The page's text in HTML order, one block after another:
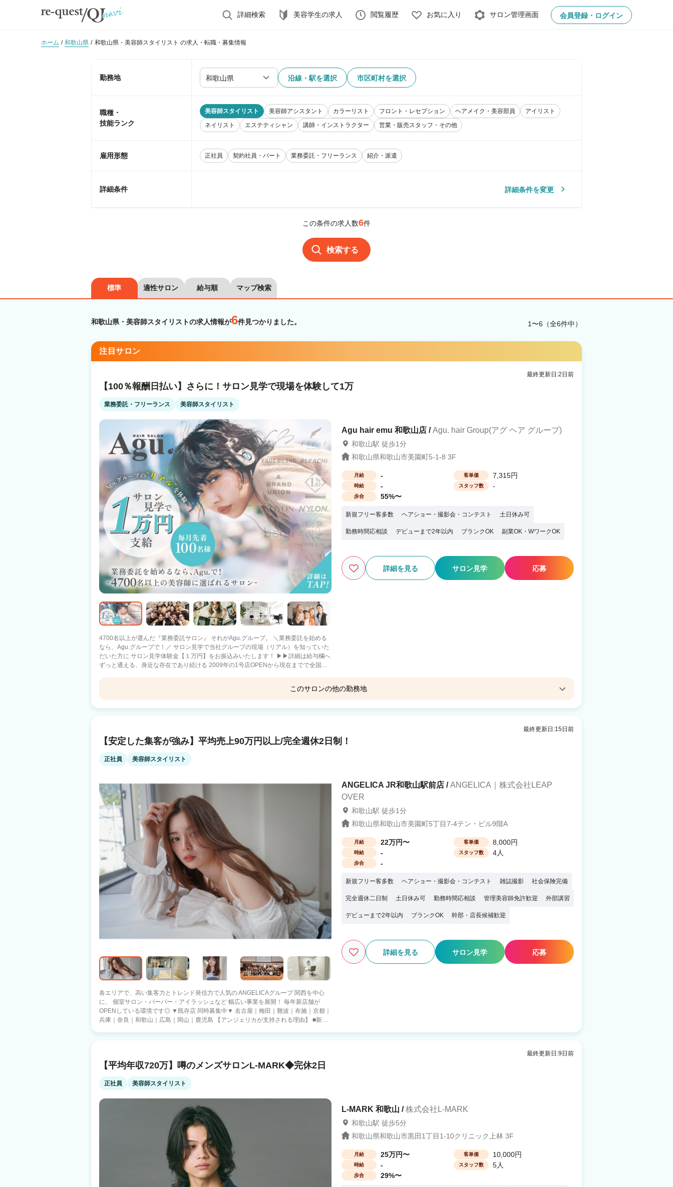
詳細検索 美容学生の求人 閲覧履歴 お気に入り サロン管理画面 会員登録・ログイン
ホーム 和歌山県 和歌山県・美容師スタイリスト の求人・転職・募集情報
勤務地 沿線・駅を選択 市区町村を選択
職種・
技能ランク
美容師スタイリスト 美容師アシスタント カラーリスト フロント・レセプション ヘアメイク・美容部員
アイリスト
ネイリスト
エステティシャン 講師・インストラクター 営業・販売スタッフ・その他
雇用形態 正社員 契約社員・パート 業務委託・フリーランス 紹介・派遣
詳細条件 詳細条件を変更
この条件の求人数6件
検索する
標準 適性サロン 給与順 マップ検索
和歌山県・美容師スタイリストの求人情報が6件見つかりました。 1〜6（全6件中）
注目サロン
最終更新日:2日前
【100％報酬日払い】さらに！サロン見学で現場を体験して1万
業務委託・フリーランス 美容師スタイリスト
4700名以上が選んだ『業務委託サロン』 それがAgu.グループ。 ＼業務委託を始める
なら、Agu.グループで！／ サロン見学で当社グループの現場（リアル）を知っていた
だいた方に サロン見学体験金【１万円】をお振込みいたします！ ▶▶詳細は給与欄へ
ずっと通える、身近な存在であり続ける 2009年の1号店OPENから現在までで全国
ルのプロ選手×Agu. スタイリストとして働きながら、プロとして活躍 【当社グループ
集客満足度94.4%！ Q.業務委託制度がよく分かっていないです… A.確定申告サポート
もあり、簡単・安全の独自システムを導入 何か困った時には税理士サポートもありま
す Q.病気やトラブルなど何かあった時の収入面って…? A.スタイリストケア制度をご
用意 （出産・育児・病気での休業にともなう保障や、結婚の応援金を支給）※一定条
上場企業サロン ※現時点で美容室経営企業での上場企業は『6社』のみ 報酬はすべて
日払いで【税込の売上】に対してお支払いなど まずは、サロン見学で当社グループの
『リアル』をぜひ知ってください！ あなたの“第一歩”を当社グループは応援していま
す。
Agu hair emu 和歌山店 /Agu. hair Group(アグ ヘア グループ)
和歌山駅 徒歩1分
和歌山県和歌山市美園町5-1-8 3F
月給 - 客単価 7,315円
時給 - スタッフ数 -
歩合 55%〜
新規フリー客多数 ヘアショー・撮影会・コンテスト 土日休み可
勤務時間応相談 デビューまで2年以内 ブランクOK 副業OK・WワークOK
詳細を見る サロン見学 応募
このサロンの他の勤務地
Agu hair marine田辺 Agu hair plus 宮前 Agu hair 和歌山ガーデンパーク前
Agu hair prune 和歌山駅前
和歌山駅 徒歩1分
Agu hair favor 和歌山岩出
最終更新日:15日前
【安定した集客が強み】平均売上90万円以上/完全週休2日制！
正社員 美容師スタイリスト
各エリアで、高い集客力とトレンド発信力で人気の ANGELICAグループ 関西を中心
に、 個室サロン・バーバー・アイラッシュなど 幅広い事業を展開！ 毎年新店舗が
OPENしている環境です◎ ▼既存店 同時募集中▼ 名古屋｜梅田｜難波｜布施｜京都｜
兵庫｜奈良｜和歌山｜広島｜岡山｜鹿児島 【アンジェリカが支持される理由】 ■新規
ャリアアップが可能な環境 希望者は店長、マネージャーなど管理職、 FC制度もある
することを目指しています！ 事で得られる【やりがい】を最大限に感じてもらえる環
境と 真剣に向き合い一緒に創り上げていける仲間を募集しています。 まずはお悩みを
お気軽にご相談ください。 ご連絡お待ちしております！
ANGELICA JR和歌山駅前店 /ANGELICA｜株式会社LEAP
OVER
和歌山駅 徒歩1分
和歌山県和歌山市美園町5丁目7-4テン・ビル9階A
月給 22万円〜 客単価 8,000円
時給 - スタッフ数 4人
歩合 -
新規フリー客多数 ヘアショー・撮影会・コンテスト 雑誌撮影 社会保険完備
完全週休二日制 土日休み可 勤務時間応相談 管理美容師免許歓迎 外部講習
デビューまで2年以内 ブランクOK 幹部・店長候補歓迎
詳細を見る サロン見学 応募
最終更新日:9日前
【平均年収720万】噂のメンズサロンL-MARK◆完休2日
正社員 美容師スタイリスト
L-MARK 和歌山 /株式会社L-MARK
和歌山駅 徒歩5分
和歌山県和歌山市黒田1丁目1-10クリニック上林 3F
月給 25万円〜 客単価 10,000円
時給 - スタッフ数 5人
歩合 29%〜